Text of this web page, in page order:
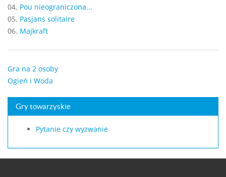
04. Pou nieograniczona...
05. Pasjans solitaire
06. Majkraft
Gra na 2 osoby
Ogień i Woda
Gry towarzyskie
Pytanie czy wyzwanie